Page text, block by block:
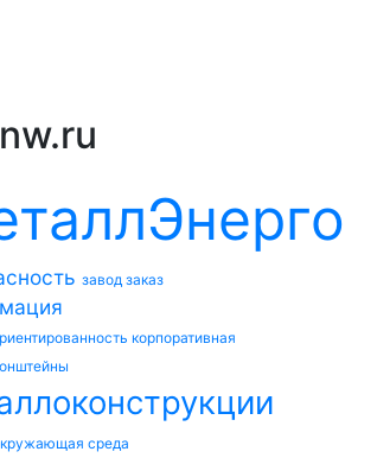
завод заказ
корпоративная
среда